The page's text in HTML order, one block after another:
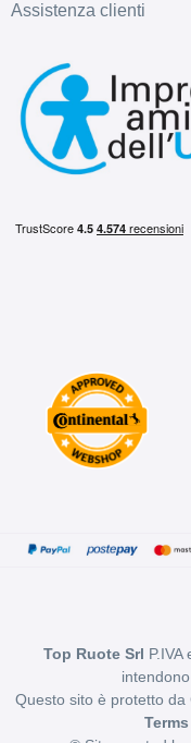
E
Assistenza clienti
Top Ruote Srl
Questo sito è protetto da